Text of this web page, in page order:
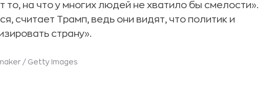
на что у многих людей не хватило бы смелости».
считает Трамп, ведь они видят, что политик и
страну».
/ Getty Images